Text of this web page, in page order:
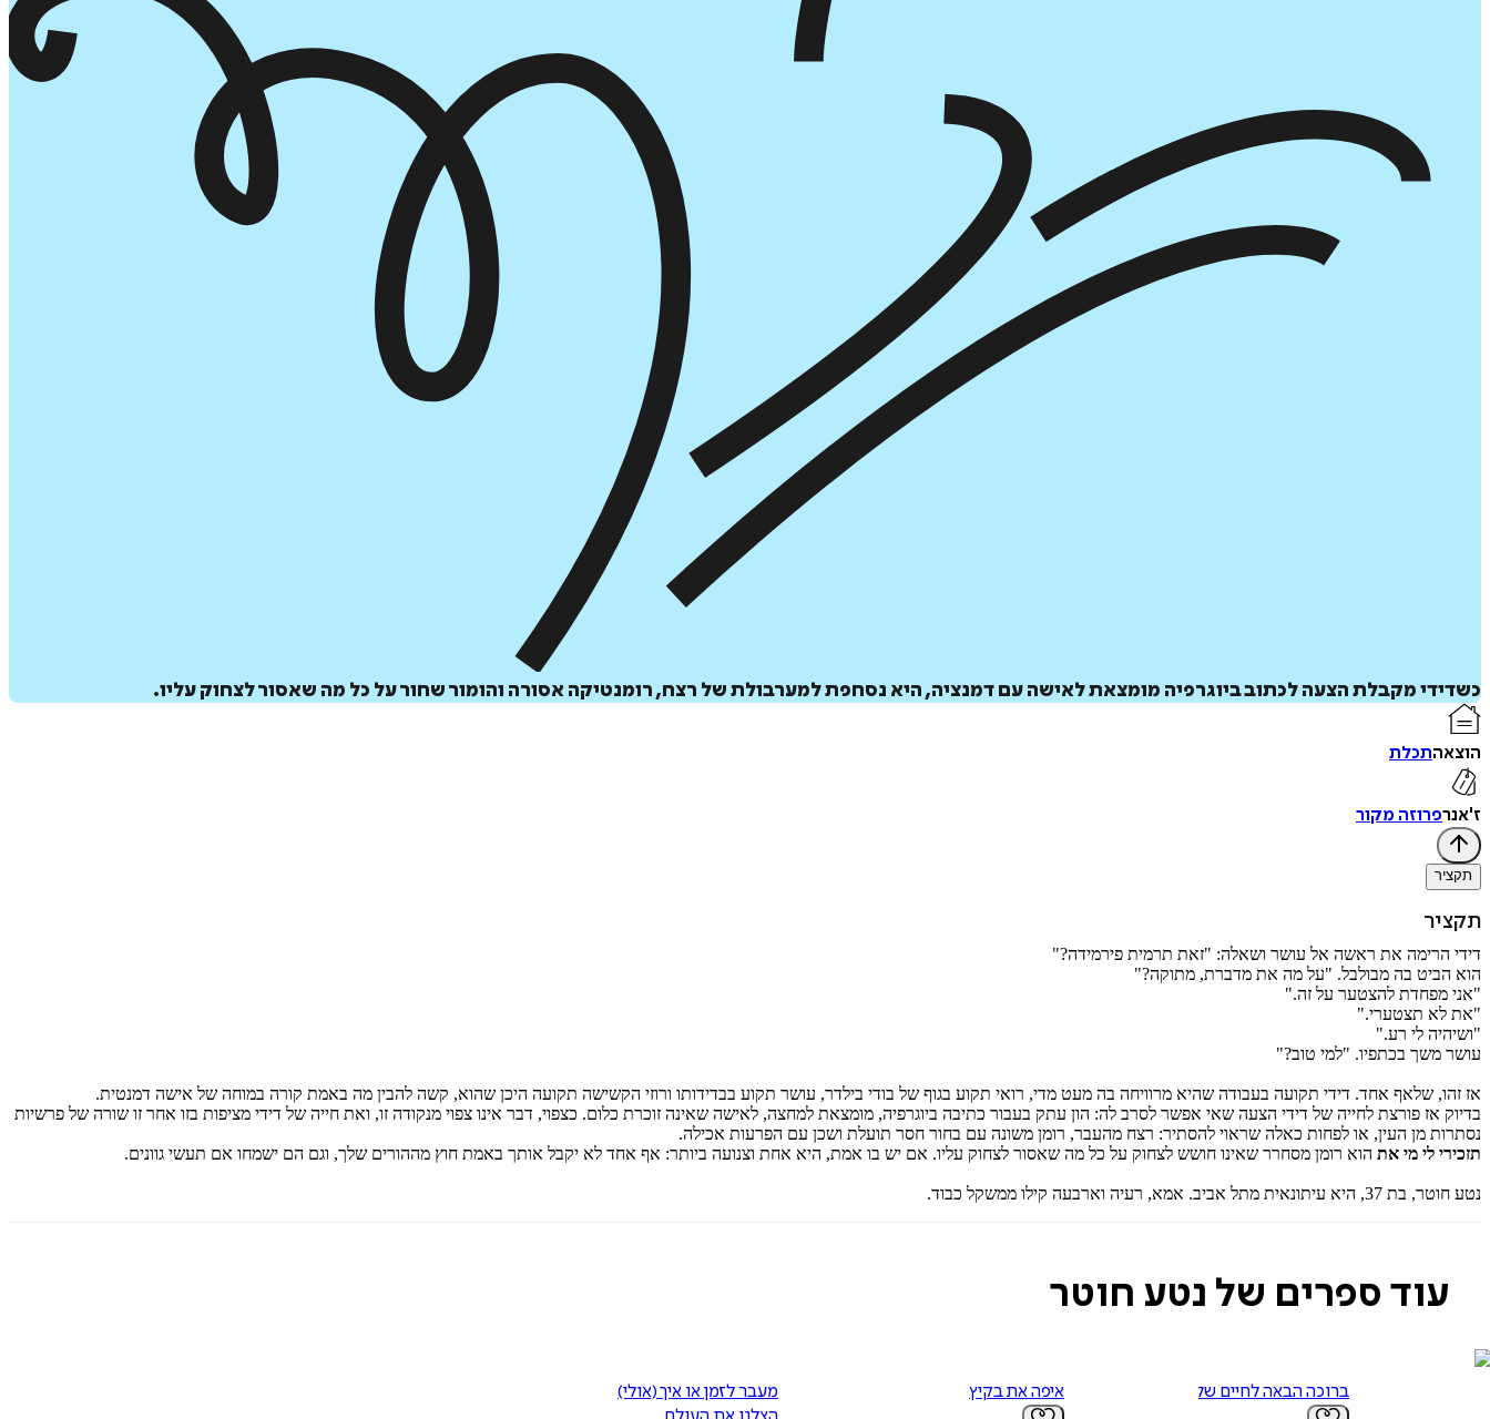
הוספה
איזה פורמט בא לך?
דיגיטלי
₪32 מחיר קודם: ₪44
במבצע עד:
31/08/2026
קולי
₪ 37
כשדידי מקבלת הצעה לכתוב ביוגרפיה מומצאת לאישה עם דמנציה, היא נסחפת למערבולת של רצח, רומנטיקה אסורה והומור שחור על כל מה שאסור לצחוק עליו.
הוצאהתכלת
ז'אנרפרוזה מקור
תקציר
תקציר
דידי הרימה את ראשה אל עושר ושאלה: "זאת תרמית פירמידה?"
הוא הביט בה מבולבל. "על מה את מדברת, מתוקה?"
"אני מפחדת להצטער על זה."
"את לא תצטערי."
"ושיהיה לי רע."
עושר משך בכתפיו. "למי טוב?"
אז זהו, שלאף אחד. דידי תקועה בעבודה שהיא מרוויחה בה מעט מדי, רואי תקוע בגוף של בודי בילדר, עושר תקוע בבדידותו ורוזי הקשישה תקועה היכן שהוא, קשה להבין מה באמת קורה במוחה של אישה דמנטית.
בדיוק אז פורצת לחייה של דידי הצעה שאי אפשר לסרב לה: הון עתק בעבור כתיבה ביוגרפיה, מומצאת למחצה, לאישה שאינה זוכרת כלום. כצפוי, דבר אינו צפוי מנקודה זו, ואת חייה של דידי מציפות בזו אחר זו שורה של פרשיות
נסתרות מן העין, או לפחות כאלה שראוי להסתיר: רצח מהעבר, רומן משונה עם בחור חסר תועלת ושכן עם הפרעות אכילה.
תזכירי לי מי את הוא רומן מסחרר שאינו חושש לצחוק על כל מה שאסור לצחוק עליו. אם יש בו אמת, היא אחת וצנועה ביותר: אף אחד לא יקבל אותך באמת חוץ מההורים שלך, וגם הם ישמחו אם תעשי גוונים.
נטע חוטר, בת 37, היא עיתונאית מתל אביב. אמא, רעיה וארבעה קילו ממשקל כבוד.
עוד ספרים של נטע חוטר
ברוכה הבאה לחיים שלך איפה את בקיץ
מעבר לזמן או איך (אולי)